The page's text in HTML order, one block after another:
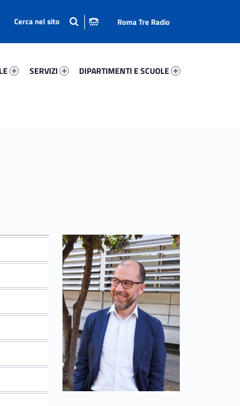
SERVIZI
DIPARTIMENTI E SCUOLE
Roma Tre Radio